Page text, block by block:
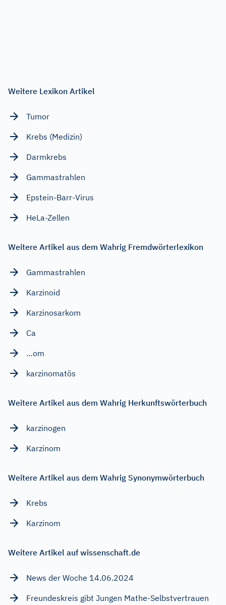
Weitere Lexikon Artikel
Tumor
Krebs (Medizin)
Darmkrebs
Gammastrahlen
Epstein-Barr-Virus
HeLa-Zellen
Weitere Artikel aus dem Wahrig Fremdwörterlexikon
Gammastrahlen
Karzinoid
Karzinosarkom
Ca
…om
karzinomatös
Weitere Artikel aus dem Wahrig Herkunftswörterbuch
karzinogen
Karzinom
Weitere Artikel aus dem Wahrig Synonymwörterbuch
Krebs
Karzinom
Weitere Artikel auf wissenschaft.de
News der Woche 14.06.2024
Freundeskreis gibt Jungen Mathe-Selbstvertrauen